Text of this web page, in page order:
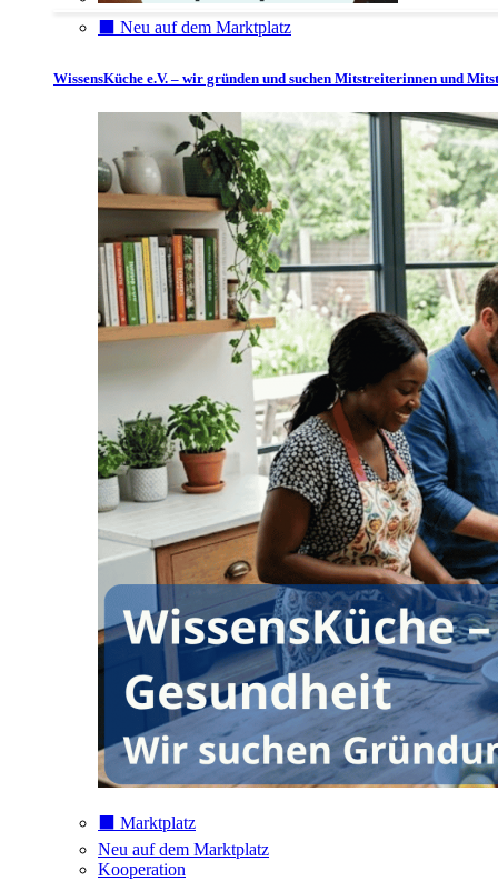
⬛️ Neu auf dem Marktplatz
WissensKüche e.V. – wir gründen und suchen Mitstreiterinnen und
⬛️ Marktplatz
Neu auf dem Marktplatz
Kooperation